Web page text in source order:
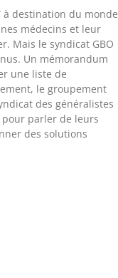
à destination du monde
médecins et leur
Mais le syndicat GBO
Un mémorandum
une liste de
le groupement
des généralistes
parler de leurs
des solutions